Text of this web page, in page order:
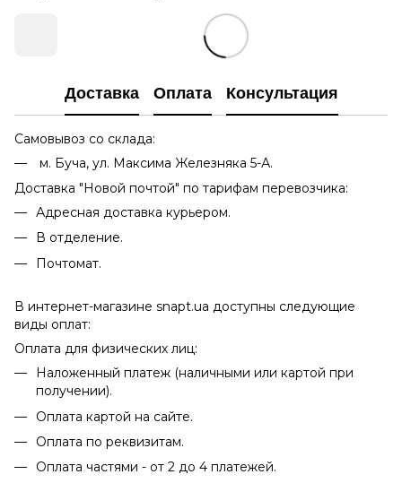
Доставка Оплата Консультация
Самовывоз со склада:
м. Буча, ул. Максима Железняка 5-А.
Доставка "Новой почтой" по тарифам перевозчика:
Адресная доставка курьером.
В отделение.
Почтомат.
В интернет-магазине snapt.ua доступны следующие
виды оплат:
Оплата для физических лиц:
Наложенный платеж (наличными или картой при
получении).
Оплата картой на сайте.
Оплата по реквизитам.
Оплата частями - от 2 до 4 платежей.